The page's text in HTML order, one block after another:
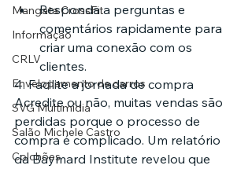
Mangata CrossFit
Informação
CRLV
Envelopamento de carros
SVG Multimídia
Salão Michele Castro
Colchões
Responda a perguntas e
comentários rapidamente para
criar uma conexão com os
clientes.
4. Facilite a jornada de compra
Acredite ou não, muitas vendas são
perdidas porque o processo de
compra é complicado. Um relatório
da Baymard Institute revelou que